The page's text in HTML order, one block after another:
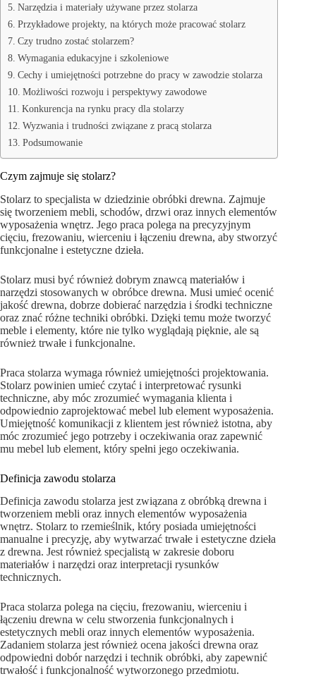
Narzędzia i materiały używane przez stolarza
Przykładowe projekty, na których może pracować stolarz
Czy trudno zostać stolarzem?
Wymagania edukacyjne i szkoleniowe
Cechy i umiejętności potrzebne do pracy w zawodzie stolarza
Możliwości rozwoju i perspektywy zawodowe
Konkurencja na rynku pracy dla stolarzy
Wyzwania i trudności związane z pracą stolarza
Podsumowanie
Czym zajmuje się stolarz?
Stolarz to specjalista w dziedzinie obróbki drewna. Zajmuje
się tworzeniem mebli, schodów, drzwi oraz innych elementów
wyposażenia wnętrz. Jego praca polega na precyzyjnym
cięciu, frezowaniu, wierceniu i łączeniu drewna, aby stworzyć
funkcjonalne i estetyczne dzieła.
Stolarz musi być również dobrym znawcą materiałów i
narzędzi stosowanych w obróbce drewna. Musi umieć ocenić
jakość drewna, dobrze dobierać narzędzia i środki techniczne
oraz znać różne techniki obróbki. Dzięki temu może tworzyć
meble i elementy, które nie tylko wyglądają pięknie, ale są
również trwałe i funkcjonalne.
Praca stolarza wymaga również umiejętności projektowania.
Stolarz powinien umieć czytać i interpretować rysunki
techniczne, aby móc zrozumieć wymagania klienta i
odpowiednio zaprojektować mebel lub element wyposażenia.
Umiejętność komunikacji z klientem jest również istotna, aby
móc zrozumieć jego potrzeby i oczekiwania oraz zapewnić
mu mebel lub element, który spełni jego oczekiwania.
Definicja zawodu stolarza
Definicja zawodu stolarza jest związana z obróbką drewna i
tworzeniem mebli oraz innych elementów wyposażenia
wnętrz. Stolarz to rzemieślnik, który posiada umiejętności
manualne i precyzję, aby wytwarzać trwałe i estetyczne dzieła
z drewna. Jest również specjalistą w zakresie doboru
materiałów i narzędzi oraz interpretacji rysunków
technicznych.
Praca stolarza polega na cięciu, frezowaniu, wierceniu i
łączeniu drewna w celu stworzenia funkcjonalnych i
estetycznych mebli oraz innych elementów wyposażenia.
Zadaniem stolarza jest również ocena jakości drewna oraz
odpowiedni dobór narzędzi i technik obróbki, aby zapewnić
trwałość i funkcjonalność wytworzonego przedmiotu.